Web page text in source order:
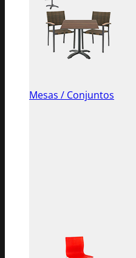
Mesas / Conjuntos